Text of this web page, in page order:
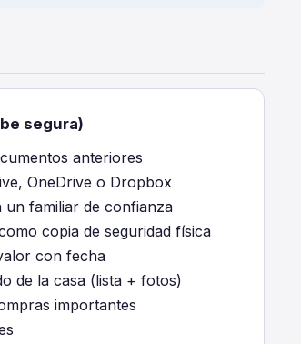
segura)
anteriores
OneDrive o Dropbox
familiar de confianza
copia de seguridad física
con fecha
de la casa (lista + fotos)
importantes